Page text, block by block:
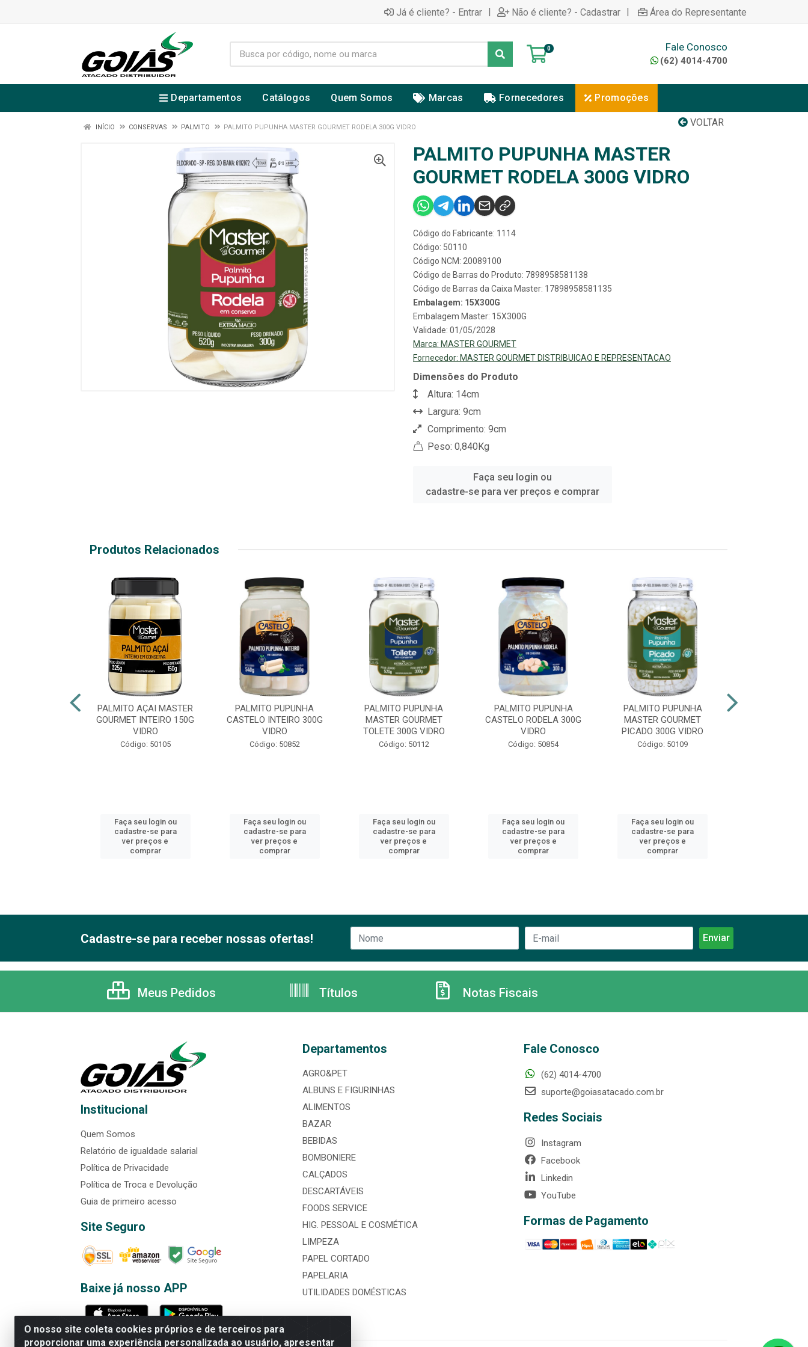
Já é cliente? - Entrar | Não é cliente? - Cadastrar | Área do Representante
0 Fale Conosco
(62) 4014-4700
Departamentos Catálogos Quem Somos Marcas Fornecedores Promoções
VOLTAR
INÍCIO CONSERVAS PALMITO PALMITO PUPUNHA MASTER GOURMET RODELA 300G VIDRO
PALMITO PUPUNHA MASTER
GOURMET RODELA 300G VIDRO
Código do Fabricante: 1114
Código: 50110
Código NCM: 20089100
Código de Barras do Produto: 7898958581138
Código de Barras da Caixa Master: 17898958581135
Embalagem: 15X300G
Embalagem Master: 15X300G
Validade: 01/05/2028
Marca: MASTER GOURMET
Fornecedor: MASTER GOURMET DISTRIBUICAO E REPRESENTACAO
Dimensões do Produto
Altura: 14cm
Largura: 9cm
Comprimento: 9cm
Peso: 0,840Kg
Faça seu login ou
cadastre-se para ver preços e comprar
Produtos Relacionados
PALMITO AÇAI MASTER
GOURMET INTEIRO 150G
VIDRO
Código: 50105
Faça seu login ou
cadastre-se para
ver preços e
comprar
PALMITO PUPUNHA
CASTELO INTEIRO 300G
VIDRO
Código: 50852
Faça seu login ou
cadastre-se para
ver preços e
comprar
PALMITO PUPUNHA
MASTER GOURMET
TOLETE 300G VIDRO
Código: 50112
Faça seu login ou
cadastre-se para
ver preços e
comprar
PALMITO PUPUNHA
CASTELO RODELA 300G
VIDRO
Código: 50854
Faça seu login ou
cadastre-se para
ver preços e
comprar
PALMITO PUPUNHA
MASTER GOURMET
PICADO 300G VIDRO
Código: 50109
Faça seu login ou
cadastre-se para
ver preços e
comprar
O nosso site coleta cookies próprios e de terceiros para
proporcionar uma experiência personalizada ao usuário, apresentar
Cadastre-se para receber nossas ofertas!
Meus Pedidos Títulos Notas Fiscais
Institucional
Quem Somos
Relatório de igualdade salarial
Política de Privacidade
Política de Troca e Devolução
Guia de primeiro acesso
Site Seguro
Baixe já nosso APP
Departamentos
AGRO&PET
ALBUNS E FIGURINHAS
ALIMENTOS
BAZAR
BEBIDAS
BOMBONIERE
CALÇADOS
DESCARTÁVEIS
FOODS SERVICE
HIG. PESSOAL E COSMÉTICA
LIMPEZA
PAPEL CORTADO
PAPELARIA
UTILIDADES DOMÉSTICAS
Fale Conosco
(62) 4014-4700
suporte@goiasatacado.com.br
Redes Sociais
Instagram
Facebook
Linkedin
YouTube
Formas de Pagamento